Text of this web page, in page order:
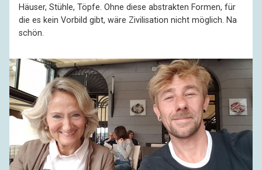
Häuser, Stühle, Töpfe. Ohne diese abstrakten Formen, für
die es kein Vorbild gibt, wäre Zivilisation nicht möglich. Na
schön.